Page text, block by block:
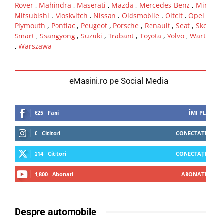
Rover, Mahindra , Maserati , Mazda , Mercedes-Benz ,
Mitsubishi , Moskvitch , Nissan , Oldsmobile, Oltcit, Opel
Plymouth , Pontiac , Peugeot, Porsche, Renault, Seat,
Smart, Ssangyong, Suzuki , Trabant, Toyota , Volvo,
, Warszawa
eMasini.ro pe Social Media
625 Fani ÎMI
0 Cititori
214 Cititori
1,800 Abonați
Despre automobile